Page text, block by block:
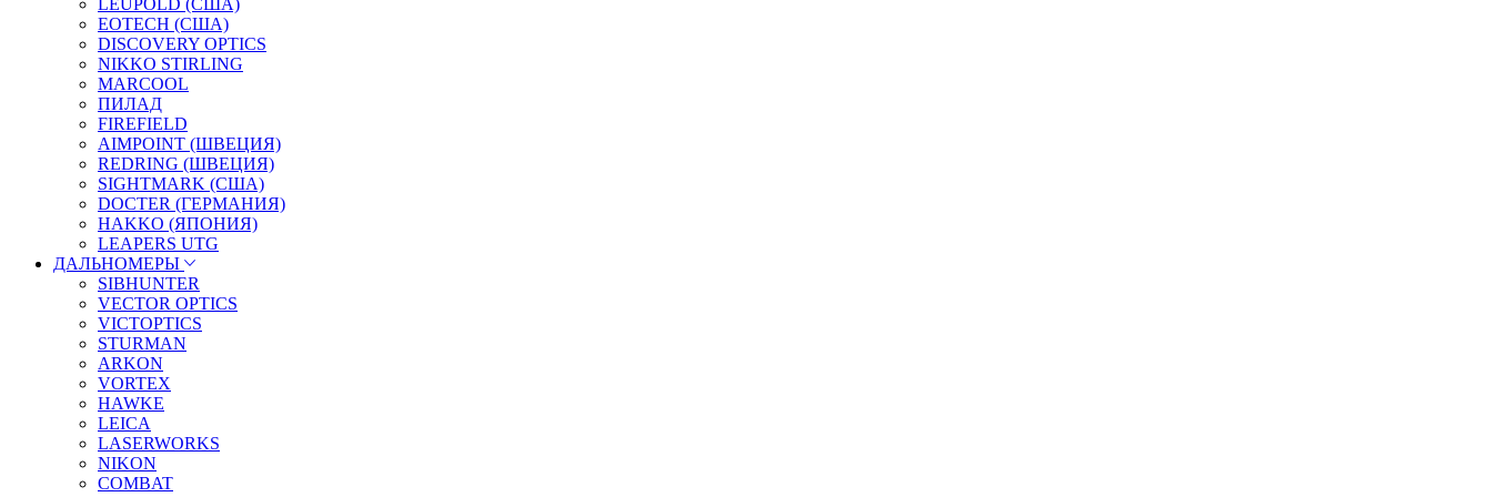
LEUPOLD (США)
EOTECH (США)
DISCOVERY OPTICS
NIKKO STIRLING
MARCOOL
ПИЛАД
FIREFIELD
AIMPOINT (ШВЕЦИЯ)
REDRING (ШВЕЦИЯ)
SIGHTMARK (США)
DOCTER (ГЕРМАНИЯ)
HAKKO (ЯПОНИЯ)
LEAPERS UTG
ДАЛЬНОМЕРЫ
SIBHUNTER
VECTOR OPTICS
VICTOPTICS
STURMAN
ARKON
VORTEX
HAWKE
LEICA
LASERWORKS
NIKON
COMBAT